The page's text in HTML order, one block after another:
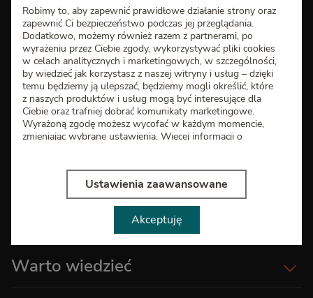
Ubezpieczenie na życie i zdrowie
Warto wiedzieć
801 30 20 10
+48 22 667 58 21
poniedziałek - piątek
godziny 9.00-18.00
bok@pru.pl
Oddziały i Konsultanci
Robimy to, aby zapewnić prawidłowe działanie strony oraz
zapewnić Ci bezpieczeństwo podczas jej przeglądania.
Dodatkowo, możemy również razem z partnerami, po
wyrażeniu przez Ciebie zgody, wykorzystywać pliki cookies
w celach analitycznych i marketingowych, w szczególności,
by wiedzieć jak korzystasz z naszej witryny i usług – dzięki
temu będziemy ją ulepszać, będziemy mogli określić, które
z naszych produktów i usług mogą być interesujące dla
Ciebie oraz trafniej dobrać komunikaty marketingowe.
Wyrażoną zgodę możesz wycofać w każdym momencie,
zmieniając wybrane ustawienia. Więcej informacji o
uprawnieniach, znajdziesz wPolityce cookies
Wybierz „Akceptuję” i wyraź zgodę na używanie tych
plików cookies. Wybierz „Ustawienia zaawansowane”,
jeśli wolisz wybrać rodzaje plików cookies, których
będziemy mogli używać.
W każdej chwili możesz zmienić ustawienia – szczegółowe
informacje znajdziesz w Polityce cookies. To Ty decydujesz!
Ustawienia zaawansowane
Akceptuję